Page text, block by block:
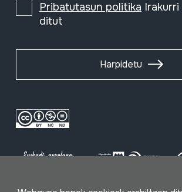
Pribatutasun politika
ditut
Harpidetu